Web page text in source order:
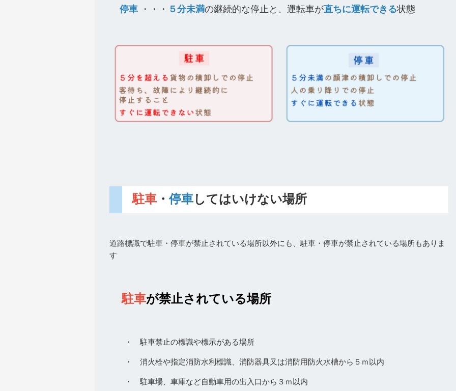
停車 ・・・ ５分未満の継続的な停止と、運転車が直ちに運転できる状態
駐車・停車してはいけない場所
道路標識で駐車・停車が禁止されている場所以外にも、駐車・停車が禁止されている場所もありま
す
駐車が禁止されている場所
・ 駐車禁止の標識や標示がある場所
・ 消火栓や指定消防水利標識、消防器具又は消防用防火水槽から５ｍ以内
・ 駐車場、車庫など自動車用の出入口から３ｍ以内